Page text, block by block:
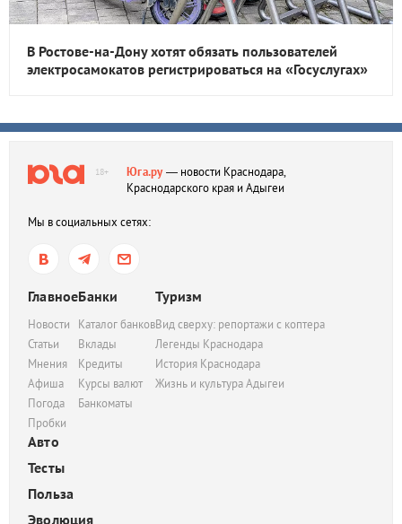
В Ростове-на-Дону хотят обязать пользователей
электросамокатов регистрироваться на «Госуслугах»
18+ Юга.ру— новости Краснодара,
Краснодарского края и Адыгеи
Мы в социальных сетях:
Главное
Новости
Статьи
Мнения
Афиша
Погода
Пробки
Банки
Каталог банков
Вклады
Кредиты
Курсы валют
Банкоматы
Туризм
Вид сверху: репортажи с коптера
Легенды Краснодара
История Краснодара
Жизнь и культура Адыгеи
Авто
Тесты
Польза
Эволюция